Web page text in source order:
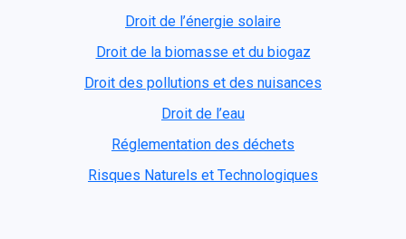
Droit de l’énergie solaire
Droit de la biomasse et du biogaz
Droit des pollutions et des nuisances
Droit de l’eau
Réglementation des déchets
Risques Naturels et Technologiques